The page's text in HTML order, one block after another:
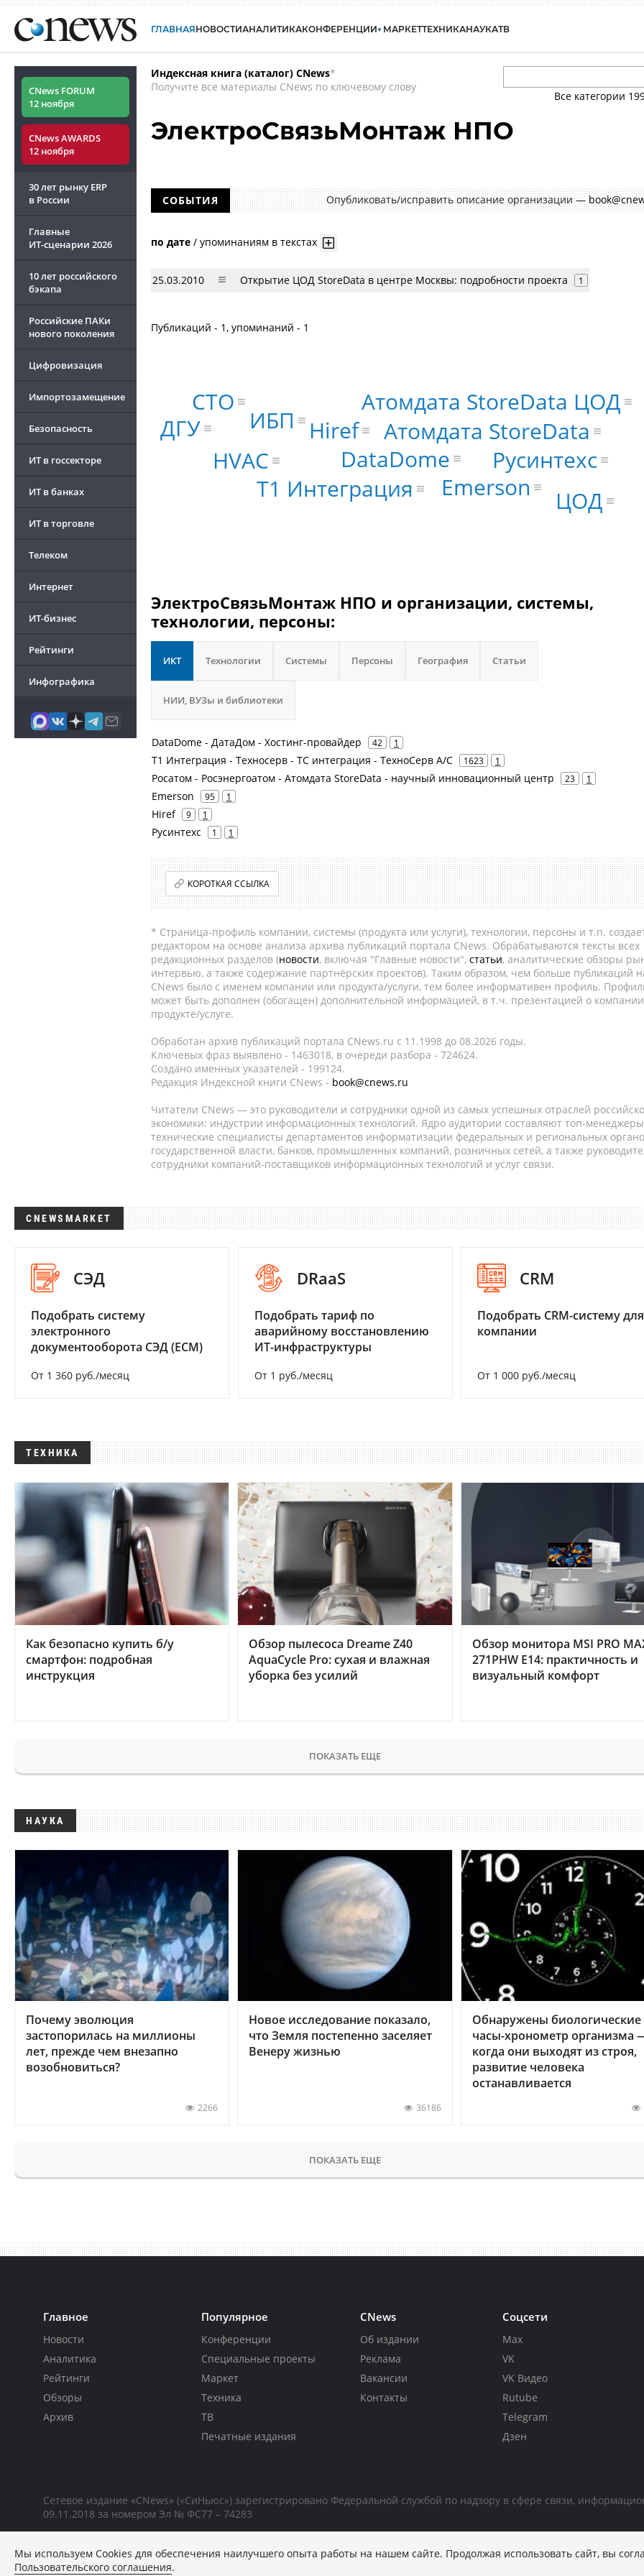
ГЛАВНАЯНОВОСТИАНАЛИТИКАКОНФЕРЕНЦИИ МАРКЕТТЕХНИКАНАУКАТВ
CNews FORUM
12 ноября
CNews AWARDS
12 ноября
30 лет рынку ERP
в России
Главные
ИТ-сценарии 2026
10 лет российского
бэкапа
Российские ПАКи
нового поколения
Цифровизация
Импортозамещение
Безопасность
ИТ в госсекторе
ИТ в банках
ИТ в торговле
Телеком
Интернет
ИТ-бизнес
Рейтинги
Инфографика
Индексная книга (каталог) CNews*
Получите все материалы CNews по ключевому слову
Все категории
ЭлектроСвязьМонтаж НПО
СОБЫТИЯ Опубликовать/исправить описание организации —
по дате / упоминаниям в текстах
25.03.2010 Открытие ЦОД StoreData в центре Москвы: подробности проекта 1
Публикаций - 1, упоминаний - 1
DataDome
Т1 Интеграция
Атомдата StoreData
Emerson
Hiref
Русинтехс
ИБП
HVAC
ЦОД
Атомдата StoreData ЦОД
CTO
ДГУ
ЭлектроСвязьМонтаж НПО и организации, системы,
технологии, персоны:
ИКТ Технологии Системы Персоны География Статьи
НИИ, ВУЗы и библиотеки
DataDome - ДатаДом - Хостинг-провайдер 42 1
Т1 Интеграция - Техносерв - ТС интеграция - ТехноСерв А/С 1623 1
Росатом - Росэнергоатом - Атомдата StoreData - научный инновационный центр 23 1
Emerson 95 1
Hiref 9 1
Русинтехс 1 1
КОРОТКАЯ ССЫЛКА
* Страница-профиль компании, системы (продукта или услуги), технологии, персоны и т.п.
редактором на основе анализа архива публикаций портала CNews. Обрабатываются тексты всех
редакционных разделов (новости, включая "Главные новости", статьи, аналитические обзоры
интервью, а также содержание партнёрских проектов). Таким образом, чем больше публикаций
CNews было с именем компании или продукта/услуги, тем более информативен профиль.
может быть дополнен (обогащен) дополнительной информацией, в т.ч. презентацией о
продукте/услуге.
Обработан архив публикаций портала CNews.ru c 11.1998 до 08.2026 годы.
Ключевых фраз выявлено - 1463018, в очереди разбора - 724624.
Создано именных указателей - 199124.
Редакция Индексной книги CNews - book@cnews.ru
Читатели CNews — это руководители и сотрудники одной из самых успешных отраслей
экономики: индустрии информационных технологий. Ядро аудитории составляют топ-
технические специалисты департаментов информатизации федеральных и региональных
государственной власти, банков, промышленных компаний, розничных сетей, а также
сотрудники компаний-поставщиков информационных технологий и услуг связи.
CNEWSMARKET
СЭД
Подобрать систему
электронного
документооборота СЭД (ECM)
От 1 360 руб./месяц
DRaaS
Подобрать тариф по
аварийному восстановлению
ИТ-инфраструктуры
От 1 руб./месяц
CRM
Подобрать CRM-систему для
компании
От 1 000 руб./месяц
ТЕХНИКА
Как безопасно купить б/у
смартфон: подробная
инструкция
Обзор пылесоса Dreame Z40
AquaCycle Pro: сухая и влажная
уборка без усилий
Обзор монитора MSI PRO
271PHW E14: практичность и
визуальный комфорт
ПОКАЗАТЬ ЕЩЕ
НАУКА
Почему эволюция
застопорилась на миллионы
лет, прежде чем внезапно
возобновиться?
2266
Новое исследование показало,
что Земля постепенно заселяет
Венеру жизнью
36186
Обнаружены биологические
часы-хронометр организма
когда они выходят из строя,
развитие человека
останавливается
ПОКАЗАТЬ ЕЩЕ
Главное
Новости
Аналитика
Рейтинги
Обзоры
Архив
Популярное
Конференции
Специальные проекты
Маркет
Техника
ТВ
Печатные издания
CNews
Об издании
Реклама
Вакансии
Контакты
Соцсети
Max
VK
VK Видео
Rutube
Telegram
Дзен
Сетевое издание «CNews» («СиНьюс») зарегистрировано Федеральной службой по надзору в сфере связи,
09.11.2018 за номером Эл № ФС77 – 74283
Мы используем Сookies для обеспечения наилучшего опыта работы на нашем сайте. Продолжая использовать сайт, вы
Пользовательского соглашения.